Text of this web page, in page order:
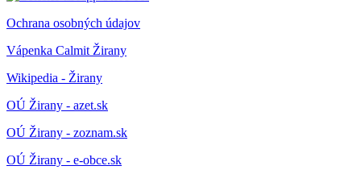
Ochrana osobných údajov
Vápenka Calmit Žirany
Wikipedia - Žirany
OÚ Žirany - azet.sk
OÚ Žirany - zoznam.sk
OÚ Žirany - e-obce.sk